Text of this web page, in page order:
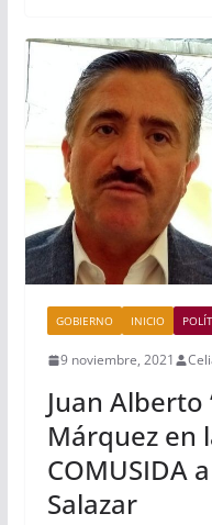
GOBIERNO INICIO
9 noviembre, 2021
Juan Alberto
Márquez en
COMUSIDA
Salazar